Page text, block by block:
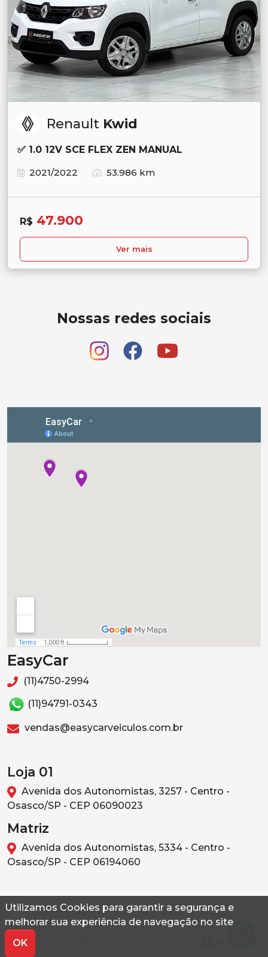
Utilizamos Cookies para garantir a segurança e
melhorar sua experiência de navegação no site
OK
Renault Kwid
✅ 1.0 12V SCE FLEX ZEN MANUAL
2021/2022
53.986 km
R$ 47.900
Ver mais
Nossas redes sociais
EasyCar
(11)4750-2994
(11)94791-0343
vendas@easycarveiculos.com.br
Loja 01
Avenida dos Autonomistas, 3257 - Centro -
Osasco/SP - CEP 06090023
Matriz
Avenida dos Autonomistas, 5334 - Centro -
Osasco/SP - CEP 06194060
© 2026 Autoconf. Todos os direitos reservados.
Termos